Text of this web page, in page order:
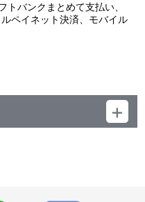
バンクまとめて支払い、
ペイネット決済、モバイル